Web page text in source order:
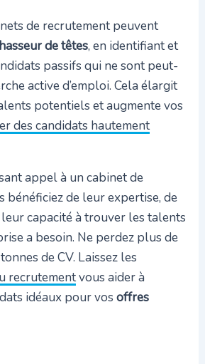
de recrutement peuvent
de têtes, en identifiant et
passifs qui ne sont peut-
active d’emploi. Cela élargit
potentiels et augmente vos
des candidats hautement
appel à un cabinet de
bénéficiez de leur expertise, de
capacité à trouver les talents
a besoin. Ne perdez plus de
de CV. Laissez les
recrutementvous aider à
idéaux pour vos offres